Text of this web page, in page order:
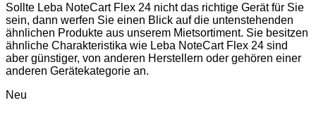
Sollte Leba NoteCart Flex 24 nicht das richtige Gerät für Sie
sein, dann werfen Sie einen Blick auf die untenstehenden
ähnlichen Produkte aus unserem Mietsortiment. Sie besitzen
ähnliche Charakteristika wie Leba NoteCart Flex 24 sind
aber günstiger, von anderen Herstellern oder gehören einer
anderen Gerätekategorie an.
Neu